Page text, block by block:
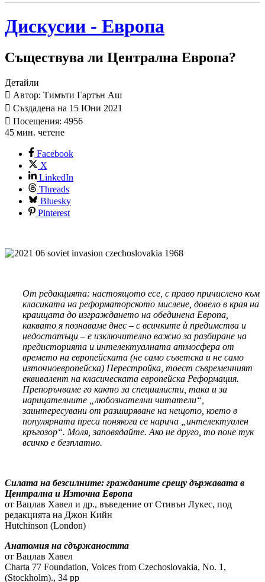
Дискусии - Европа
Съществува ли Централна Европа?
Детайли
Автор: Тимъти Гартън Аш
Създадена на 15 Юни 2021
Посещения: 4956
45 мин. четене
Facebook
X
LinkedIn
Threads
Bluesky
Pinterest
От редакцията: настоящото есе, с право причислено към
класиката на реформаторското мислене, довело в края на
краищата до изграждането на обединена Европа,
каквато я познаваме днес – с всичките ѝ предимства и
недостатъци – е изключително важно за разбиране на
предисторията и интелектуалната атмосфера от
времето на европейската (не само съветска и не само
източноевропейска) Перестройка, тоест съвременният
еквивалент на класическата европейска Реформация.
Препоръчваме го както за специалисти, така и за
нарицателните „любознателни читатели“,
заинтересувани от разширяване на нещото, което в
популярната преса понякога се нарича „интелектуален
кръгозор“. Моля, заповядайте. Ако не друго, то поне тук
всичко е безплатно.
Силата на безсилните: гражданите срещу държавата в
Централна и Източна Европа
от Вацлав Хавел и др., въведение от Стивън Лукес, под
редакцията на Джон Кийн
Hutchinson (London)
Анатомия на сдържаността
от Вацлав Хавел
Charta 77 Foundation, Voices from Czechoslovakia, No. 1,
(Stockholm)., 34 pp